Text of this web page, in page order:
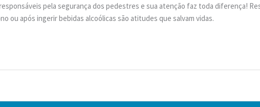
pela segurança dos pedestres e sua atenção faz toda diferença!
ou após ingerir bebidas alcoólicas são atitudes que salvam vidas.